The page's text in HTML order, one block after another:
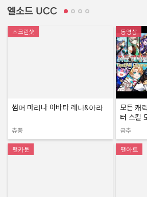
엘소드 UCC
스크린샷
썸머 마리나 아바타 레나&아라
작성자:
츄뿡
동영상
모든 캐
터 스킬
작성자:
금추
팬카툰 팬아트